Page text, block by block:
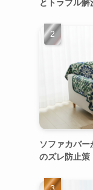
とトラブル解
ソファカバ
のズレ防止策